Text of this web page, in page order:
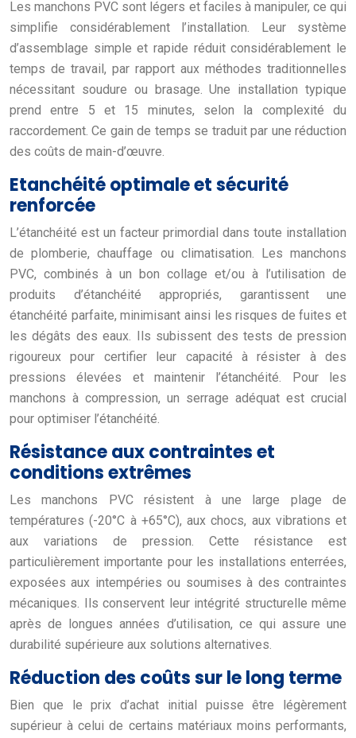
Les manchons PVC sont légers et faciles à manipuler, ce qui
simplifie considérablement l’installation. Leur système
d’assemblage simple et rapide réduit considérablement le
temps de travail, par rapport aux méthodes traditionnelles
nécessitant soudure ou brasage. Une installation typique
prend entre 5 et 15 minutes, selon la complexité du
raccordement. Ce gain de temps se traduit par une réduction
des coûts de main-d’œuvre.
Etanchéité optimale et sécurité
renforcée
L’étanchéité est un facteur primordial dans toute installation
de plomberie, chauffage ou climatisation. Les manchons
PVC, combinés à un bon collage et/ou à l’utilisation de
produits d’étanchéité appropriés, garantissent une
étanchéité parfaite, minimisant ainsi les risques de fuites et
les dégâts des eaux. Ils subissent des tests de pression
rigoureux pour certifier leur capacité à résister à des
pressions élevées et maintenir l’étanchéité. Pour les
manchons à compression, un serrage adéquat est crucial
pour optimiser l’étanchéité.
Résistance aux contraintes et
conditions extrêmes
Les manchons PVC résistent à une large plage de
températures (-20°C à +65°C), aux chocs, aux vibrations et
aux variations de pression. Cette résistance est
particulièrement importante pour les installations enterrées,
exposées aux intempéries ou soumises à des contraintes
mécaniques. Ils conservent leur intégrité structurelle même
après de longues années d’utilisation, ce qui assure une
durabilité supérieure aux solutions alternatives.
Réduction des coûts sur le long terme
Bien que le prix d’achat initial puisse être légèrement
supérieur à celui de certains matériaux moins performants,